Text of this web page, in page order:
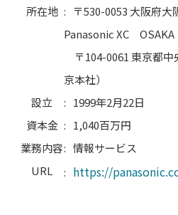
所在地 :
〒530-0053 大阪府
Panasonic XC OSAKA
〒104-0061 東京都中
京本社）
設立
: 1999年2月22日
資本金 : 1,040百万円
業務内容: 情報サービス
URL
: https://